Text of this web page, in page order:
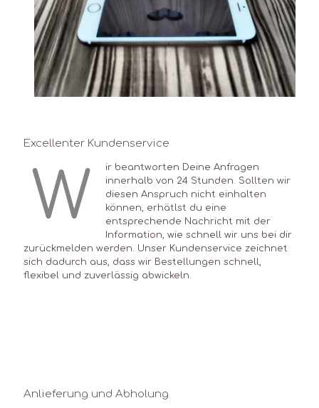
Excellenter Kundenservice
W
ir beantworten Deine Anfragen
innerhalb von 24 Stunden. Sollten wir
diesen Anspruch nicht einhalten
können, erhätlst du eine
entsprechende Nachricht mit der
Information, wie schnell wir uns bei dir
zurückmelden werden. Unser Kundenservice zeichnet
sich dadurch aus, dass wir Bestellungen schnell,
flexibel und zuverlässig abwickeln.
Anlieferung und Abholung